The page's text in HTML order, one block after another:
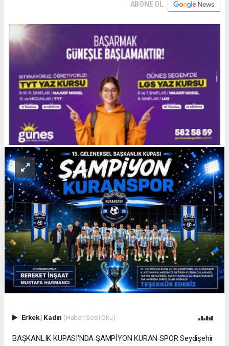
ABONE OL
Erkek| Kadın (Haberi Sesli Oku)
BAŞKANLIK KUPASI'NDA ŞAMPİYON KURAN SPOR Seydişehir